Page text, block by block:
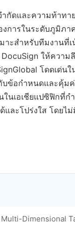
กัดและความท้าทา
งการในระดับภูมิภ
าะสำหรับทีมงานที่
ให้ความ
โดดเด่นใ
ข้อกำหนดและคุ้มค่
ในเอเชียแปซิฟิกที่
และโปร่งใส โดยไ